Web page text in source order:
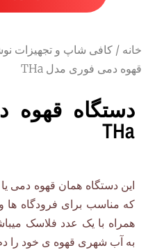
خانه / کافی شاپ و تجهیزات
قهوه دمی فوری مدل THa
دستگاه
THa
این دستگاه همان قهوه دمی
که مناسب برای فرودگاه
همراه با یک عدد فلاسک
به آب شهری قهوه ی خود را